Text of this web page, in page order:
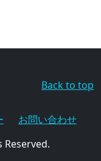
Back to top
お問い合わせ
Reserved.